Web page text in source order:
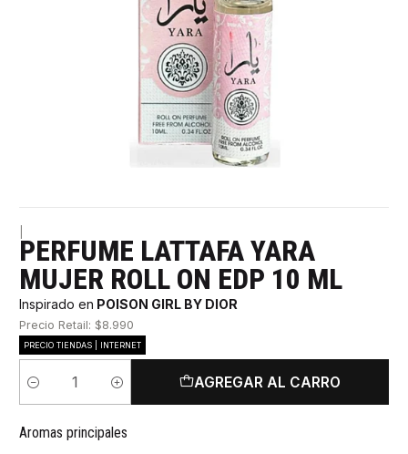
PERFUME LATTAFA YARA
MUJER ROLL ON EDP 10 ML
Inspirado en POISON GIRL BY DIOR
Precio Retail: $8.990
PRECIO TIENDAS | INTERNET
Cantidad
AGREGAR AL CARRO
Aromas principales